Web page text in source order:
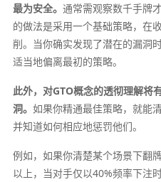
最为安全。 通常需观察数千手牌
的做法是采用一个基础策略，在
削。当你确实发现了潜在的漏洞
适当地偏离最初的策略。
此外，对GTO概念的透彻理解将
洞。 如果你精通最佳策略，就能
并知道如何相应地惩罚他们。
例如，如果你清楚某个场景下翻
以上，当对手仅以40%频率下注